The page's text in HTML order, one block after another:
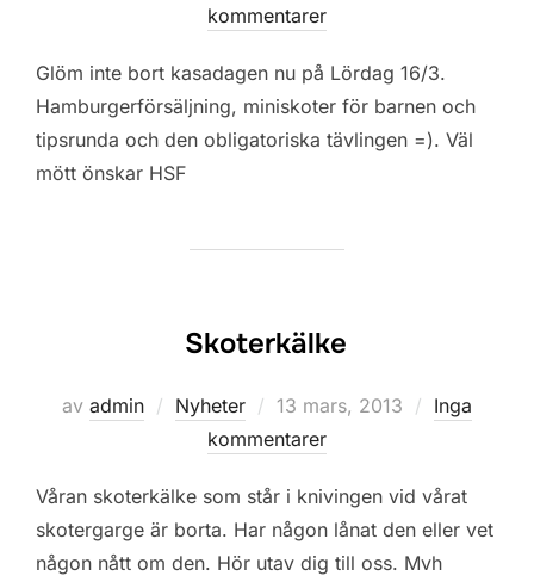
den
kommentarer
Glöm inte bort kasadagen nu på Lördag 16/3.
Hamburgerförsäljning, miniskoter för barnen och
tipsrunda och den obligatoriska tävlingen =). Väl
mött önskar HSF
Skoterkälke
av admin Nyheter
Publicerat
den
13 mars, 2013
Inga
kommentarer
Våran skoterkälke som står i knivingen vid vårat
skotergarge är borta. Har någon lånat den eller vet
någon nått om den. Hör utav dig till oss. Mvh